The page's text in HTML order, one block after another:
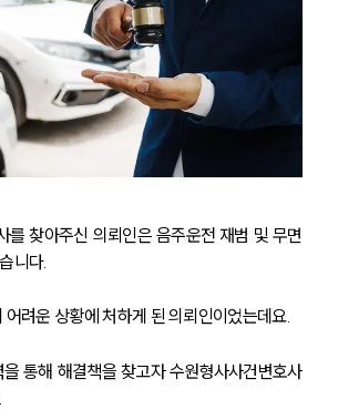
를 찾아주신 의뢰인은 음주운전 재범 및 무면
니다.
려운 상황에 처하게 된 의뢰인이었는데요.
통해 해결책을 찾고자 수원형사사건변호사